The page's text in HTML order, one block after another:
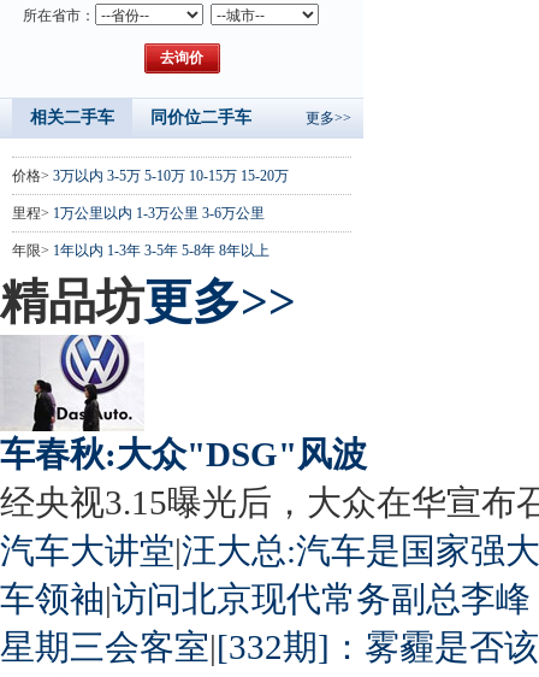
所在省市：
相关二手车 同价位二手车 更多>>
价格> 3万以内 3-5万 5-10万 10-15万 15-20万
里程> 1万公里以内 1-3万公里 3-6万公里
年限> 1年以内 1-3年 3-5年 5-8年 8年以上
精品坊更多>>
车春秋:大众"DSG"风波
经央视3.15曝光后，大众在华宣布
汽车大讲堂|汪大总:汽车是国家强
车领袖|访问北京现代常务副总李峰
星期三会客室|[332期]：雾霾是否